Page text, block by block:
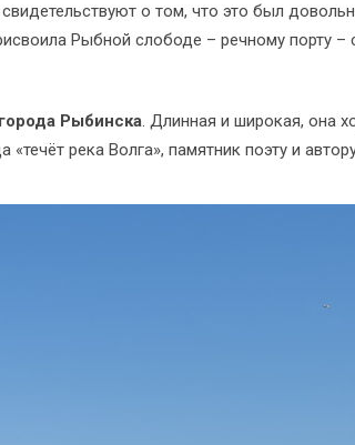
о том, что это был
Рыбной слободе – речному порту –
города Рыбинска. Длинная и широкая, она
«течёт река Волга», памятник поэту и